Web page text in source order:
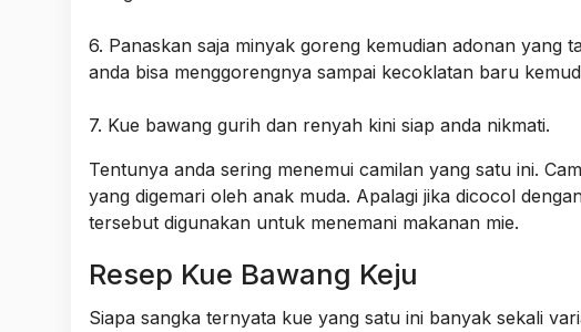
6. Panaskan saja minyak goreng kemudian adonan yang
anda bisa menggorengnya sampai kecoklatan baru
7. Kue bawang gurih dan renyah kini siap anda nikmati.
Tentunya anda sering menemui camilan yang satu ini.
yang digemari oleh anak muda. Apalagi jika dicocol
tersebut digunakan untuk menemani makanan mie.
Resep Kue Bawang Keju
Siapa sangka ternyata kue yang satu ini banyak sekali